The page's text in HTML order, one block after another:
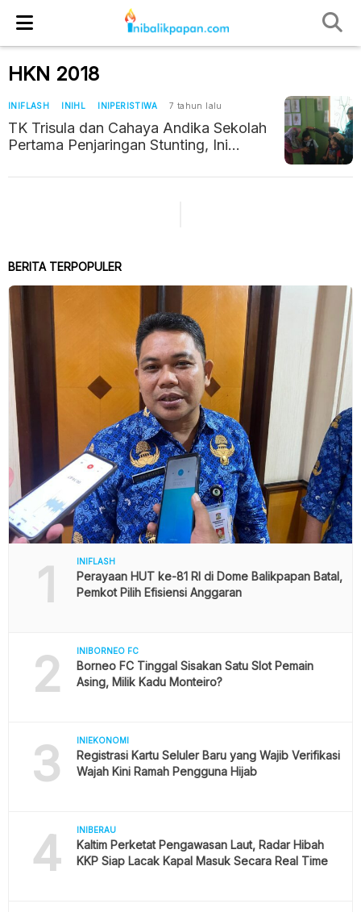
HKN 2018
INIFLASH INIHL INIPERISTIWA 7 tahun lalu
TK Trisula dan Cahaya Andika Sekolah
Pertama Penjaringan Stunting, Ini
BERITA TERPOPULER
1 INIFLASH
Perayaan HUT ke-81 RI di Dome Balikpapan Batal,
Pemkot Pilih Efisiensi Anggaran
2 INIBORNEO FC
Borneo FC Tinggal Sisakan Satu Slot Pemain
Asing, Milik Kadu Monteiro?
3 INIEKONOMI
Registrasi Kartu Seluler Baru yang Wajib Verifikasi
Wajah Kini Ramah Pengguna Hijab
4 INIBERAU
Kaltim Perketat Pengawasan Laut, Radar Hibah
KKP Siap Lacak Kapal Masuk Secara Real Time